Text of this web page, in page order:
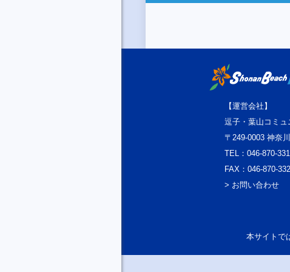
【運営会社】
逗子・葉山コミ
〒249-0003 神奈
TEL：046-870-
FAX：046-870-
> お問い合わせ
本サイトで